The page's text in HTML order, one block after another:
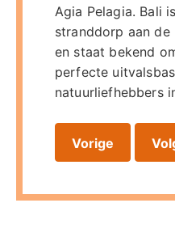
Agia Pelagia. Bali
stranddorp aan de
en staat bekend
perfecte
natuurliefhebbers
Vorige